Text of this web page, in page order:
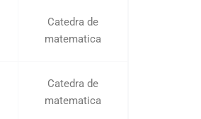
Catedra de
matematica
Catedra de
matematica